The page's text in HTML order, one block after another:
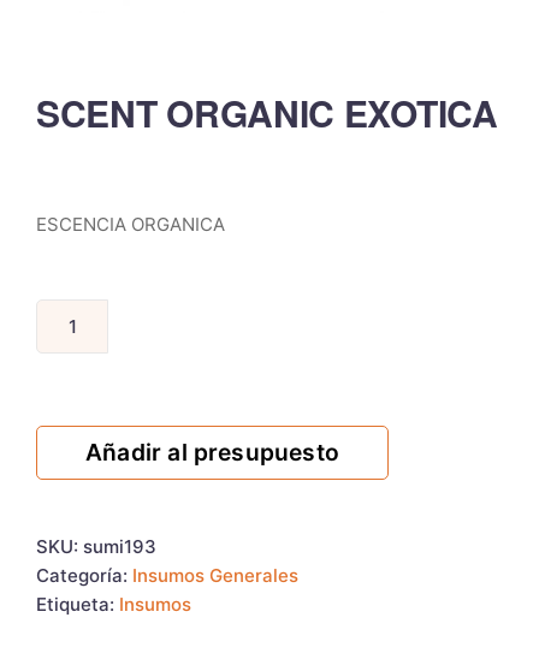
SCENT ORGANIC EXOTICA
ESCENCIA ORGANICA
Añadir al presupuesto
SKU: sumi193
Categoría: Insumos Generales
Etiqueta: Insumos